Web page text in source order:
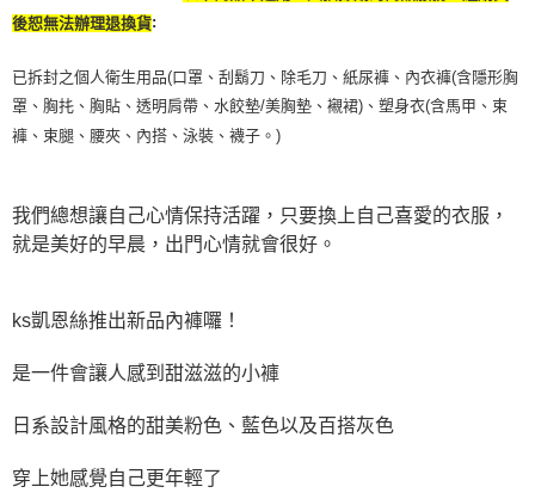
後恕無法辦理退換貨:
已拆封之個人衛生用品(口罩、刮鬍刀、除毛刀、紙尿褲、內衣褲(含隱形胸
罩、胸扥、胸貼、透明肩帶、水餃墊/美胸墊、襯裙)、塑身衣(含馬甲、束
褲、束腿、腰夾、內搭、泳裝、襪子。)
我們總想讓自己心情保持活躍，只要換上自己喜愛的衣服，
就是美好的早晨，出門心情就會很好。
ks凱恩絲推出新品內褲囉！
是一件會讓人感到甜滋滋的小褲
日系設計風格的甜美粉色、藍色以及百搭灰色
穿上她感覺自己更年輕了